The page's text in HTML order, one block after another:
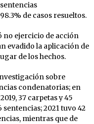
de casos resueltos.
no ejercicio de acción
evadido la aplicación de
de los hechos.
sobre
condenatorias; en
37 carpetas y 45
sentencias; 2021 tuvo 42
mientras que de